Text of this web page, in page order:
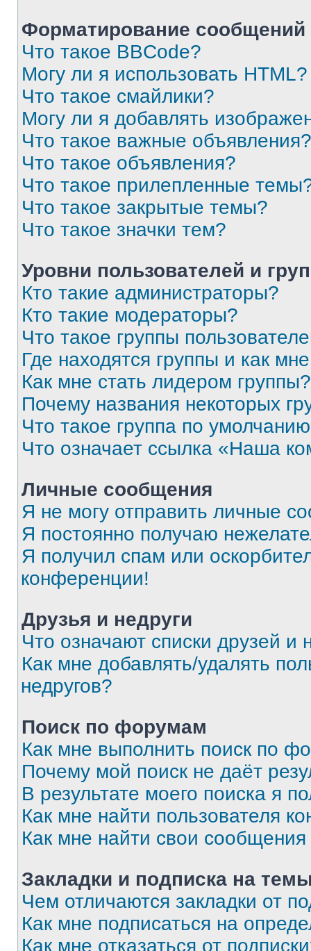
Форматирование
Что такое BBCode?
Могу ли я использовать HTML?
Что такое смайлики?
Могу ли я добавлять
Что такое важные объявления?
Что такое объявления?
Что такое прилепленные
Что такое закрытые темы?
Что такое значки тем?
Уровни пользователей и
Кто такие администраторы?
Кто такие модераторы?
Что такое группы
Где находятся группы и как
Как мне стать лидером группы?
Почему названия некоторых
Что такое группа по
Что означает ссылка «Наша
Личные сообщения
Я не могу отправить личные
Я постоянно получаю
Я получил спам или
конференции!
Друзья и недруги
Что означают списки друзей и
Как мне добавлять/удалять
недругов?
Поиск по форумам
Как мне выполнить поиск по
Почему мой поиск не даёт
В результате моего поиска я
Как мне найти пользователя
Как мне найти свои
Закладки и подписка на
Чем отличаются закладки от
Как мне подписаться на
Как мне отказаться от